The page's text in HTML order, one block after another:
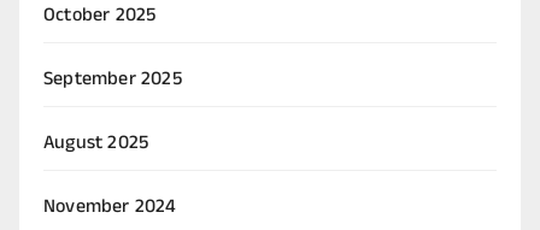
October 2025
September 2025
August 2025
November 2024